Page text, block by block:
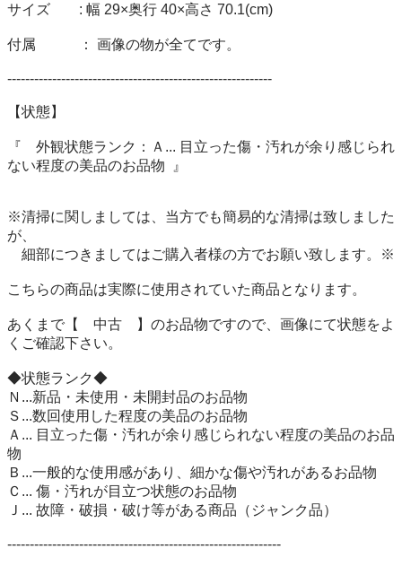
サイズ　　: 幅 29×奥行 40×高さ 70.1(cm)
付属　　　： 画像の物が全てです。
-----------------------------------------------------------
【状態】
『　外観状態ランク：Ａ... 目立った傷・汚れが余り感じられ
ない程度の美品のお品物  』
※清掃に関しましては、当方でも簡易的な清掃は致しました
が、
細部につきましてはご購入者様の方でお願い致します。※
こちらの商品は実際に使用されていた商品となります。
あくまで【　中古　】のお品物ですので、画像にて状態をよ
くご確認下さい。
◆状態ランク◆
Ｎ...新品・未使用・未開封品のお品物
Ｓ...数回使用した程度の美品のお品物
Ａ... 目立った傷・汚れが余り感じられない程度の美品のお品
物
Ｂ...一般的な使用感があり、細かな傷や汚れがあるお品物
Ｃ... 傷・汚れが目立つ状態のお品物
Ｊ... 故障・破損・破け等がある商品（ジャンク品）
-------------------------------------------------------------